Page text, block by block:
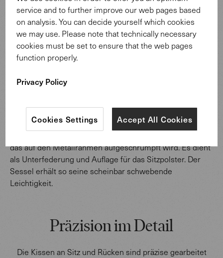
Holz wird nur eingesetzt, wo es einen
Nutzen bietet:
Metallstreben verbinden die Beine des Sessels und
halten die Auflage für die Kissen. Der Sitzkomfort ist nur
das auf den Metallrahmen aufgeschrumpft wird. Es dient
als Unterfederung und Auflage für das Sitzpolster. Der
Sessel erhält so seine scheinbar schwebende
Leichtigkeit.
Präzision im Detail
Die Kissen an Sitz und Rücken sind präzise gearbeitet
service and to further improve our web pages based
on analysis. You can decide yourself which cookies
we may use. Please note that technically necessary
cookies must be set to ensure that the web pages
function properly.
Privacy Policy
Accept All Cookies
Cookies Settings